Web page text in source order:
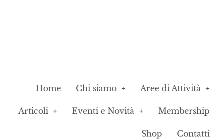
Home Chi siamo Aree di Attività
Articoli Eventi e Novità Membership
Shop Contatti